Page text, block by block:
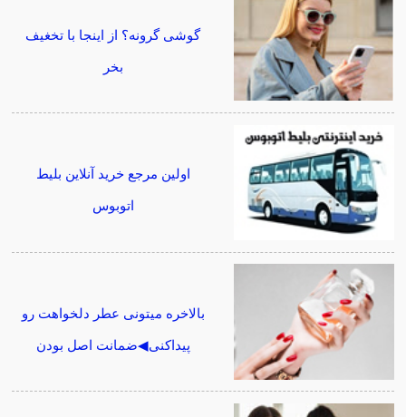
گوشی گرونه؟ از اینجا با تخغیف
بخر
اولین مرجع خرید آنلاین بلیط
اتوبوس
بالاخره میتونی عطر دلخواهت رو
پیداکنی◀ضمانت اصل بودن